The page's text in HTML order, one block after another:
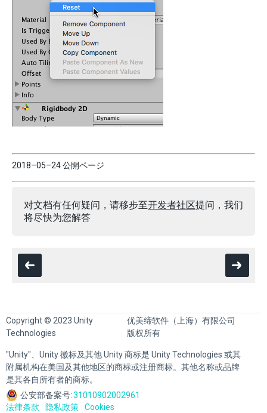
2018–05–24 公開ページ
对文档有任何疑问，请移步至开发者社区提问，我们
将尽快为您解答
Copyright © 2023 Unity
Technologies
优美缔软件（上海）有限公司
版权所有
"Unity"、Unity 徽标及其他 Unity 商标是 Unity Technologies 或其
附属机构在美国及其他地区的商标或注册商标。其他名称或品牌
是其各自所有者的商标。
公安部备案号:31010902002961
法律条款
隐私政策 Cookies